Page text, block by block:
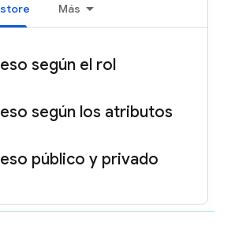
Más
según el rol
según los atributos
público y privado